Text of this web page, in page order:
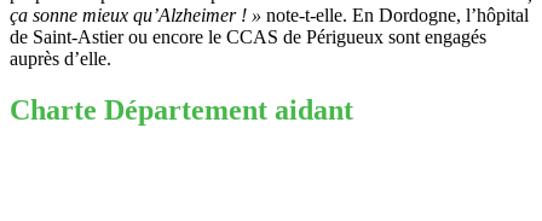
ça sonne mieux qu’Alzheimer ! » note-t-elle. En Dordogne, l’hôpital
de Saint-Astier ou encore le CCAS de Périgueux sont engagés
auprès d’elle.
Charte Département aidant